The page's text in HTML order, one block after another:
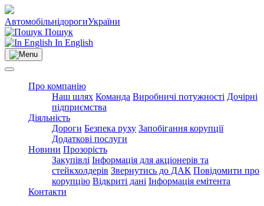
АвтомобільнідорогиУкраїни
Пошук
In English
Про компанію
Наш шлях Команда Виробничі потужності Дочірні
підприємства
Діяльність
Дороги Безпека руху Запобігання корупції
Додаткові послуги
Новини Прозорість
Закупівлі Інформація для акціонерів та
стейкхолдерів Звернутись до ДАК Повідомити про
корупцію Відкриті дані Інформація емітента
Контакти